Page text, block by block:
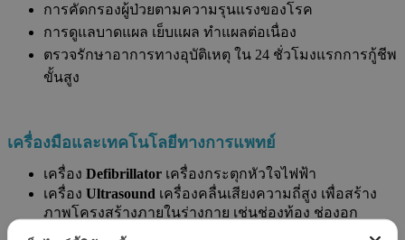
การคัดกรองผู้ป่วยตามความรุนแรงของโรค
การดูแลบาดแผล เย็บแผล ทำแผลต่อเนื่อง
ตรวจรักษาอาการทางอุบัติเหตุ ใน 24 ชั่วโมงแรกการกู้ชีพ
ขั้นสูง
เครื่องมือและเทคโนโลยีทางการแพทย์
เครื่อง Defibrillator เครื่องกระตุกหัวใจไฟฟ้า
เครื่อง Ultrasound เครื่องคลื่นเสียงความถี่สูง เพื่อสร้าง
ภาพโครงสร้างภายในร่างกาย เช่นช่องท้อง ช่องอก
เครื่อง
(Electrocardiogram)